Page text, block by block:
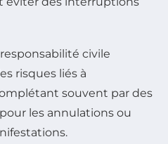
civile
risques liés à
souvent par des
les annulations ou